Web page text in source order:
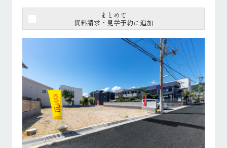
まとめて
資料請求・見学予約に追加